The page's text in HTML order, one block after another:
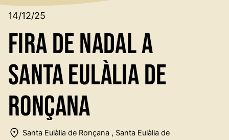
14/12/25
Fira de Nadal a
Santa Eulàlia de
Ronçana
Santa Eulàlia de Ronçana , Santa Eulàlia de